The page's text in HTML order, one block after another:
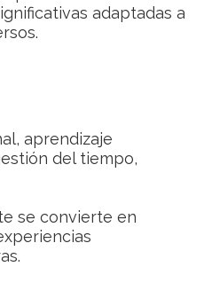
adaptadas a
aprendizaje
del tiempo,
se convierte en